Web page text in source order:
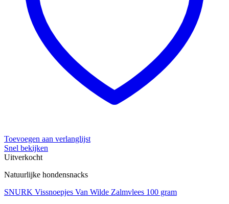
Toevoegen aan verlanglijst
Snel bekijken
Uitverkocht
Natuurlijke hondensnacks
SNURK Vissnoepjes Van Wilde Zalmvlees 100 gram